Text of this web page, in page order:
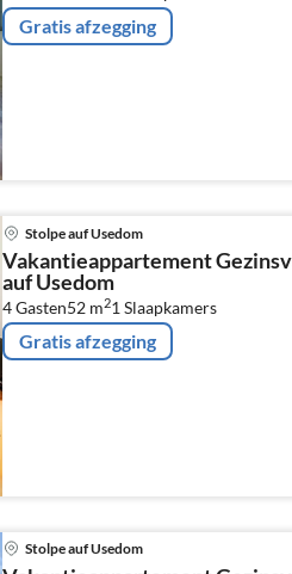
Gratis afzegging
Stolpe auf Usedom
Vakantieappartement
auf Usedom
4 Gasten52 m21 Slaapkamers
Gratis afzegging
Stolpe auf Usedom